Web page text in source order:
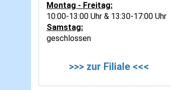
Montag - Freitag:
10:00-13:00 Uhr & 13:30-17:00 Uhr
Samstag:
geschlossen
>>> zur Filiale <<<